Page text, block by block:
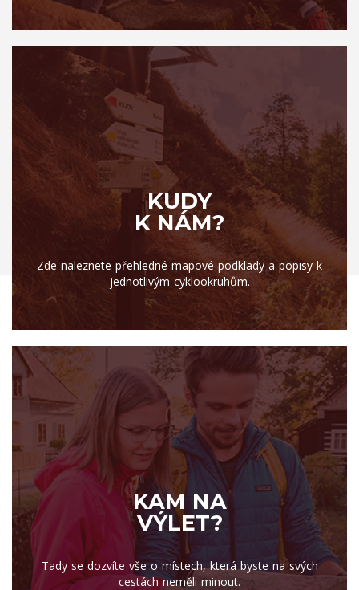
KUDY
K NÁM?
Zde naleznete přehledné mapové podklady a popisy k
jednotlivým cyklookruhům.
KAM NA
VÝLET?
Tady se dozvíte vše o místech, která byste na svých
cestách neměli minout.